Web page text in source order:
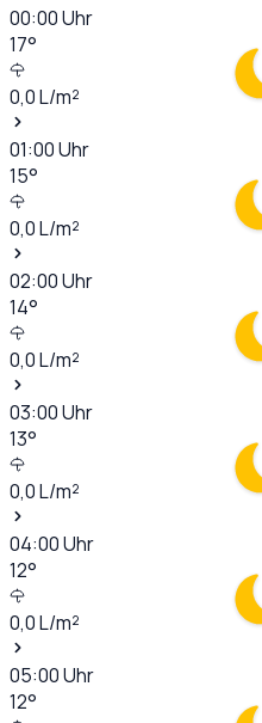
00:00Uhr
17°
0,0L/m²
01:00Uhr
15°
0,0L/m²
02:00Uhr
14°
0,0L/m²
03:00Uhr
13°
0,0L/m²
04:00Uhr
12°
0,0L/m²
05:00Uhr
12°